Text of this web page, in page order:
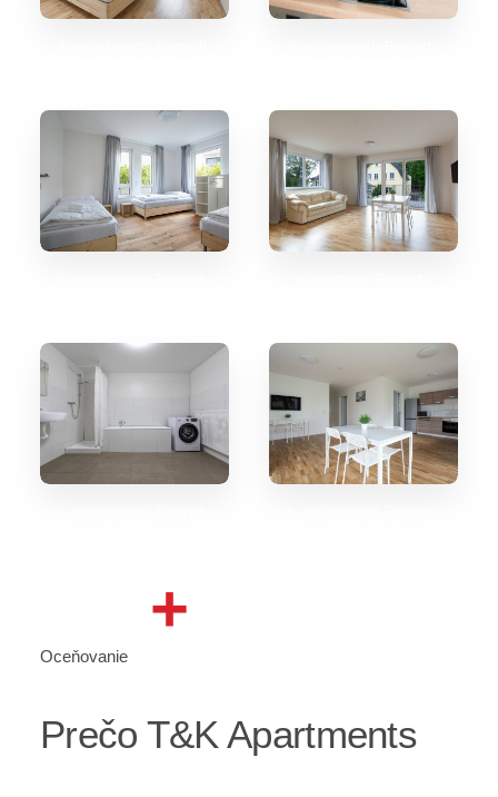
+
Oceňovanie
Prečo T&K Apartments